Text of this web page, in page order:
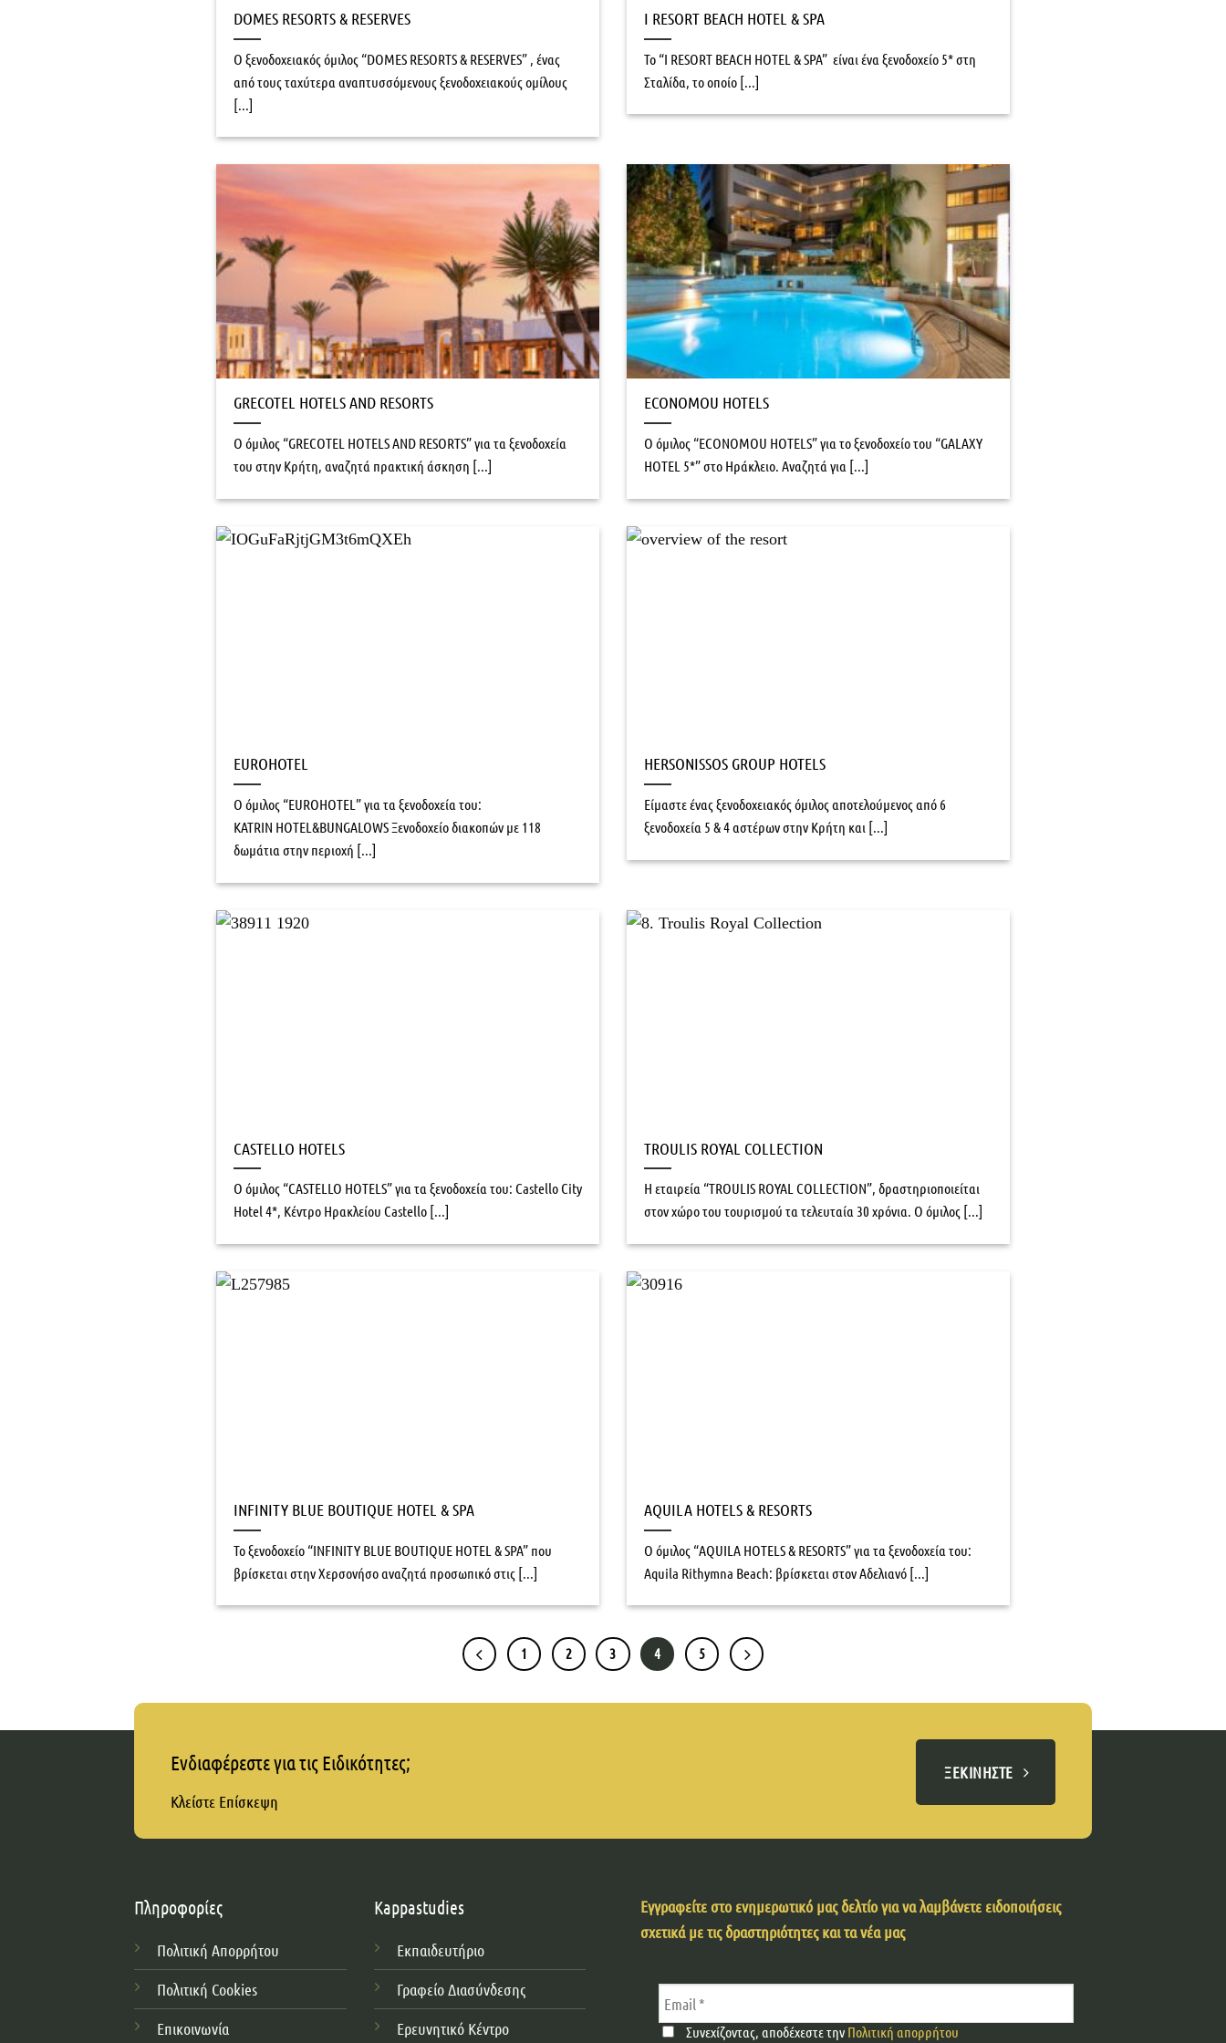
DOMES RESORTS & RESERVES
O ξενοδοχειακός όμιλος “DOMES RESORTS & RESERVES” , ένας
από τους ταχύτερα αναπτυσσόμενους ξενοδοχειακούς ομίλους
[...]
I RESORT BEACH HOTEL & SPA
Το “I RESORT BEACH HOTEL & SPA” είναι ένα ξενοδοχείο 5* στη
Σταλίδα, το οποίο [...]
GRECOTEL HOTELS AND RESORTS
O όμιλος “GRECOTEL HOTELS AND RESORTS” για τα ξενοδοχεία
του στην Κρήτη, αναζητά πρακτική άσκηση [...]
ECONOMOU HOTELS
O όμιλος “ECONOMOU HOTELS” για το ξενοδοχείο του “GALAXY
HOTEL 5*” στο Ηράκλειο. Αναζητά για [...]
ΕUROHOTEL
O όμιλος “ΕUROHOTEL” για τα ξενοδοχεία του:
KATRIN HOTEL&BUNGALOWS Ξενοδοχείο διακοπών με 118
δωμάτια στην περιοχή [...]
HERSONISSOS GROUP HOTELS
Είμαστε ένας ξενοδοχειακός όμιλος αποτελούμενος από 6
ξενοδοχεία 5 & 4 αστέρων στην Κρήτη και [...]
CASTELLO HOTELS
Ο όμιλος “CASTELLO HOTELS” για τα ξενοδοχεία του: Castello City
Hotel 4*, Κέντρο Ηρακλείου Castello [...]
TROULIS ROYAL COLLECTION
Η εταιρεία “TROULIS ROYAL COLLECTION”, δραστηριοποιείται
στον χώρο του τουρισμού τα τελευταία 30 χρόνια. Ο όμιλος [...]
INFINITY BLUE BOUTIQUE HOTEL & SPA
To ξενοδοχείο “INFINITY BLUE BOUTIQUE HOTEL & SPA” που
βρίσκεται στην Χερσονήσο αναζητά προσωπικό στις [...]
AQUILA HOTELS & RESORTS
Ο όμιλος “AQUILA HOTELS & RESORTS” για τα ξενοδοχεία του:
Aquila Rithymna Beach: βρίσκεται στον Αδελιανό [...]
1 2 3 4 5
Ενδιαφέρεστε για τις Ειδικότητες;
Κλείστε Επίσκεψη
ΞΕΚΙΝΉΣΤΕ
Πληροφορίες
Πολιτική Απορρήτου
Πολιτική Cookies
Επικοινωνία
Kappastudies
Εκπαιδευτήριο
Γραφείο Διασύνδεσης
Ερευνητικό Κέντρο
Εγγραφείτε στο ενημερωτικό μας δελτίο για να λαμβάνετε ειδοποιήσεις
σχετικά με τις δραστηριότητες και τα νέα μας
Συνεχίζοντας, αποδέχεστε την Πολιτική απορρήτου